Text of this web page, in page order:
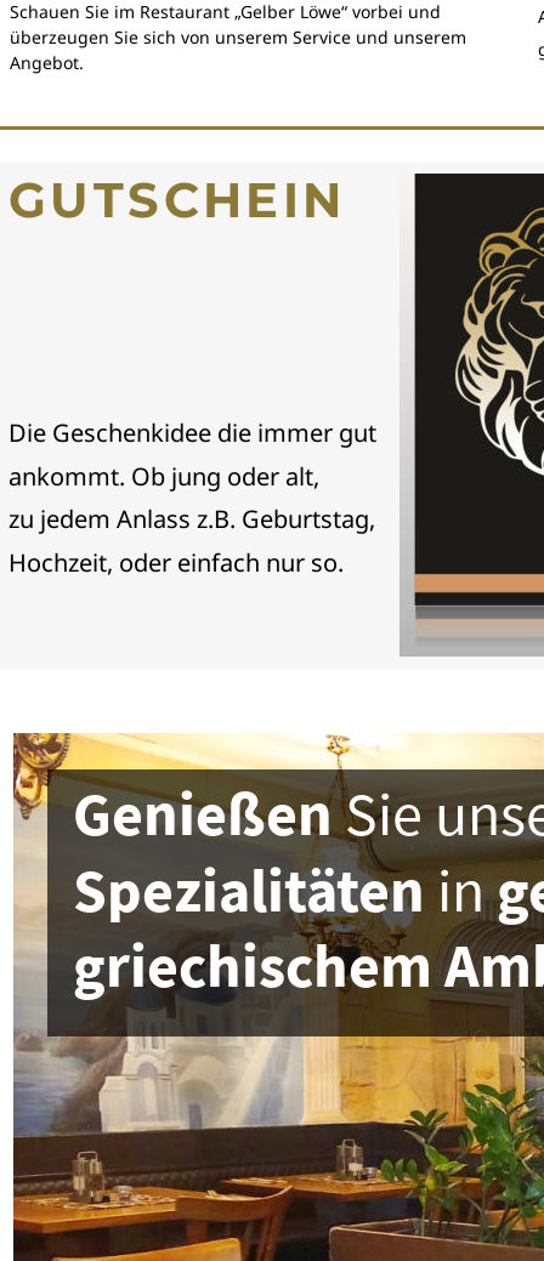
Schauen Sie im Restaurant „Gelber Löwe“ vorbei und
überzeugen Sie sich von unserem Service und unserem
Angebot.
GUTSCHEIN
Die Geschenkidee die immer gut
ankommt. Ob jung oder alt,
zu jedem Anlass z.B. Geburtstag,
Hochzeit, oder einfach nur so.
Genießen Sie
Spezialitäten in
griechischem